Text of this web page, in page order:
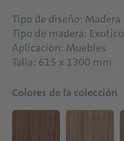
Tipo de diseño: Madera
Tipo de madera: Exotico
Aplicación: Muebles
Talla: 615 x 1300 mm
Colores de la colección